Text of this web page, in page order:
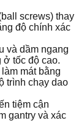
screws) thay
độ chính xác
và dầm ngang
ở tốc độ cao.
mát bằng
trình chạy dao
tiệm cận
gantry và xác